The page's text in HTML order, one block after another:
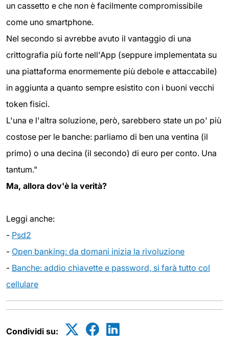
un cassetto e che non è facilmente compromissibile
come uno smartphone.
Nel secondo si avrebbe avuto il vantaggio di una
crittografia più forte nell'App (seppure implementata su
una piattaforma enormemente più debole e attaccabile)
in aggiunta a quanto sempre esistito con i buoni vecchi
token fisici.
L'una e l'altra soluzione, però, sarebbero state un po' più
costose per le banche: parliamo di ben una ventina (il
primo) o una decina (il secondo) di euro per conto. Una
tantum."
Ma, allora dov'è la verità?
Leggi anche:
- Psd2
- Open banking: da domani inizia la rivoluzione
- Banche: addio chiavette e password, si farà tutto col
cellulare
Condividi su: